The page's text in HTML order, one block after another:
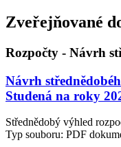
Zveřejňované
Rozpočty - Návrh
Návrh
Studená na roky
Střednědobý výhled
Typ souboru: PDF